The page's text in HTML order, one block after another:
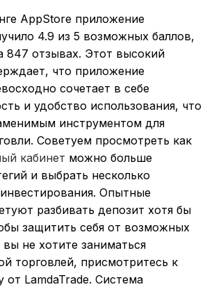
AppStore приложение
4.9 из 5 возможных баллов,
847 отзывах. Этот высокий
что приложение
сочетает в себе
и удобство использования, что
инструментом для
Советуем просмотреть как
кабинет можно больше
и выбрать несколько
Опытные
разбивать депозит хотя бы
защитить себя от возможных
не хотите заниматься
торговлей, присмотритесь к
от LamdaTrade. Система